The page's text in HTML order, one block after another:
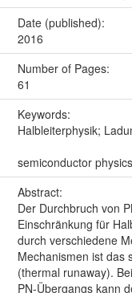
Date (published):
2016
Number of Pages:
61
Keywords:
Halbleiterphysik;
semiconductor
Abstract:
Der Durchbruch von
Einschränkung für
durch verschiedene
Mechanismen ist das
(thermal runaway).
PN-Übergangs kann